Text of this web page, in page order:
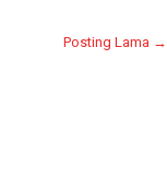
Posting Lama →